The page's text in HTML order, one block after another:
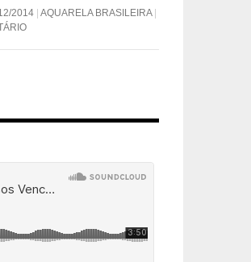
2014 AQUARELA BRASILEIRA